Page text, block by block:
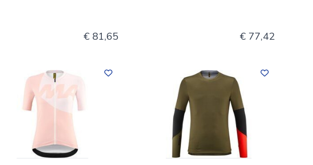
€ 81,65 € 77,42